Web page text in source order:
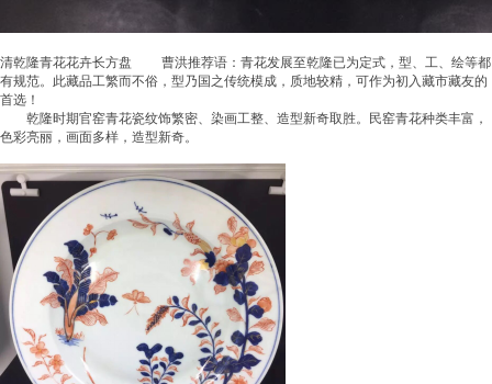
清乾隆青花花卉长方盘 曹洪推荐语：青花发展至乾隆已为定式，型、工、绘等都
有规范。此藏品工繁而不俗，型乃国之传统模成，质地较精，可作为初入藏市藏友的
首选！
乾隆时期官窑青花瓷纹饰繁密、染画工整、造型新奇取胜。民窑青花种类丰富，
色彩亮丽，画面多样，造型新奇。